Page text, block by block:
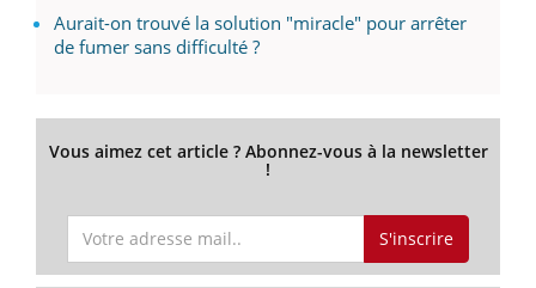
Aurait-on trouvé la solution "miracle" pour arrêter
de fumer sans difficulté ?
Vous aimez cet article ? Abonnez-vous à la newsletter
!
S'inscrire